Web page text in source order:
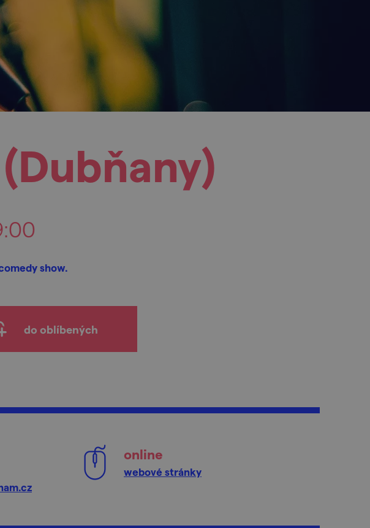
show.
do oblíbených
online
webové stránky